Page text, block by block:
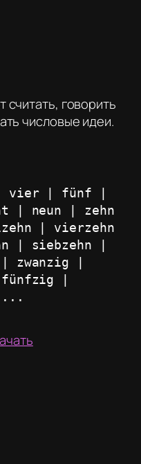
говорить
числовые идеи.
vier | fünf |
| neun | zehn
| vierzehn
| siebzehn |
zwanzig |
|
...